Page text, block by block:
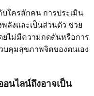
ใครสักคน การประเมิน
ลังและเป็นส่วนตัว ช่วย
ยไม่มีความกดดันหรือการ
คุมสุขภาพจิตของตนเอง
นไลน์ถึงอาจเป็น